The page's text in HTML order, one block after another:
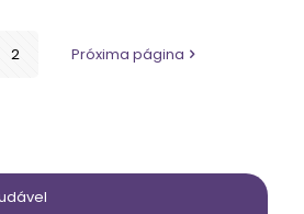
2 Próxima página